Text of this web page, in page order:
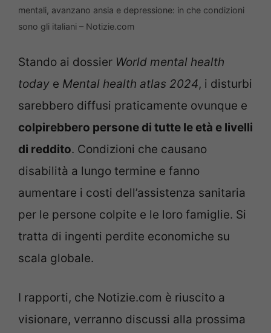
mentali, avanzano ansia e depressione: in che condizioni
sono gli italiani – Notizie.com
Stando ai dossier World mental health
today e Mental health atlas 2024, i disturbi
sarebbero diffusi praticamente ovunque e
colpirebbero persone di tutte le età e livelli
di reddito. Condizioni che causano
disabilità a lungo termine e fanno
aumentare i costi dell’assistenza sanitaria
per le persone colpite e le loro famiglie. Si
tratta di ingenti perdite economiche su
scala globale.
I rapporti, che Notizie.com è riuscito a
visionare, verranno discussi alla prossima